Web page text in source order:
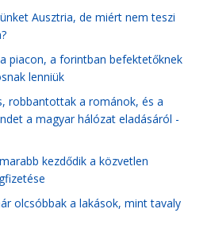
Ausztria, de miért nem teszi
piacon, a forintban befektetőknek
lenniük
robbantottak a románok, és a
a magyar hálózat eladásáról -
kezdődik a közvetlen
olcsóbbak a lakások, mint tavaly